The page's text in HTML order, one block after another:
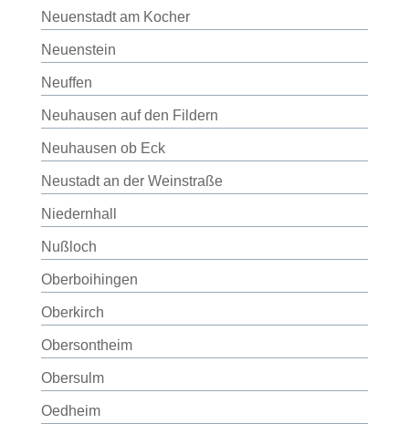
Neuenstadt am Kocher
Neuenstein
Neuffen
Neuhausen auf den Fildern
Neuhausen ob Eck
Neustadt an der Weinstraße
Niedernhall
Nußloch
Oberboihingen
Oberkirch
Obersontheim
Obersulm
Oedheim